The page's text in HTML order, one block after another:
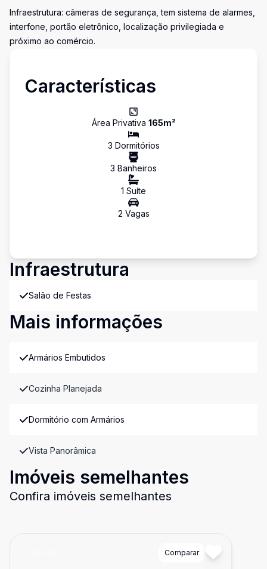
Infraestrutura: câmeras de segurança, tem sistema de alarmes,
interfone, portão eletrônico, localização privilegiada e
próximo ao comércio.
Características
Área Privativa 165m²
3 Dormitórios
3 Banheiros
1 Suíte
2 Vagas
Infraestrutura
Salão de Festas
Mais informações
Armários Embutidos
Cozinha Planejada
Dormitório com Armários
Vista Panorâmica
Imóveis semelhantes
Confira imóveis semelhantes
Comparar